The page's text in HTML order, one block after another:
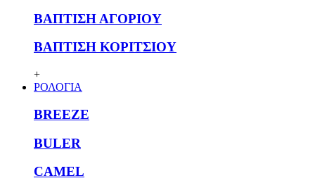
ΒΑΠΤΙΣΗ ΑΓΟΡΙΟΥ
ΒΑΠΤΙΣΗ ΚΟΡΙΤΣΙΟΥ
+
ΡΟΛΟΓΙΑ
BREEZE
BULER
CAMEL